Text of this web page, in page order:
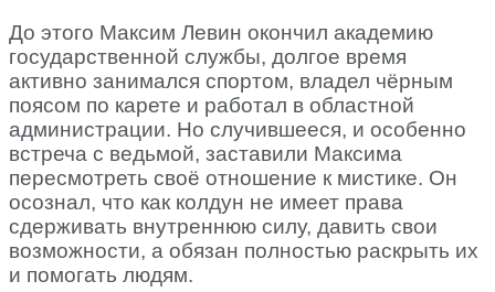
До этого Максим Левин окончил академию
государственной службы, долгое время
активно занимался спортом, владел чёрным
поясом по карете и работал в областной
администрации. Но случившееся, и особенно
встреча с ведьмой, заставили Максима
пересмотреть своё отношение к мистике. Он
осознал, что как колдун не имеет права
сдерживать внутреннюю силу, давить свои
возможности, а обязан полностью раскрыть их
и помогать людям.